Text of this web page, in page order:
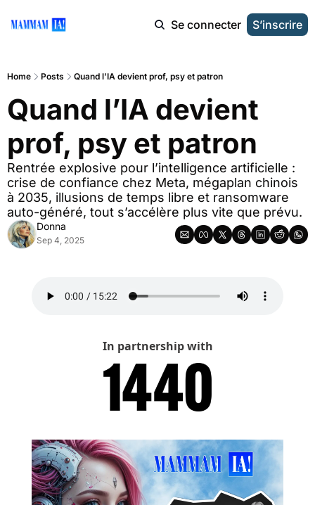
Se connecter S’inscrire
Home Posts Quand l’IA devient prof, psy et patron
Quand l’IA devient
prof, psy et patron
Rentrée explosive pour l’intelligence artificielle :
crise de confiance chez Meta, mégaplan chinois
à 2035, illusions de temps libre et ransomware
auto-généré, tout s’accélère plus vite que prévu.
Donna
Sep 4, 2025
In partnership with